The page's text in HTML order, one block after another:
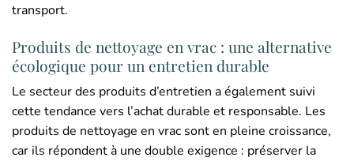
transport.
Produits de nettoyage en vrac : une alternative
écologique pour un entretien durable
Le secteur des produits d’entretien a également suivi
cette tendance vers l’achat durable et responsable. Les
produits de nettoyage en vrac sont en pleine croissance,
car ils répondent à une double exigence : préserver la